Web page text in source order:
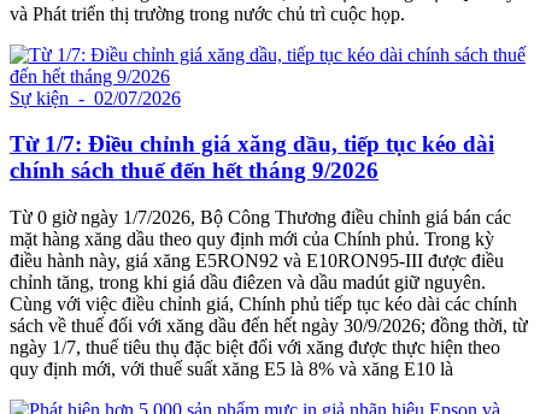
và Phát triển thị trường trong nước chủ trì cuộc họp.
Sự kiện - 02/07/2026
Từ 1/7: Điều chỉnh giá xăng dầu, tiếp tục kéo dài
chính sách thuế đến hết tháng 9/2026
Từ 0 giờ ngày 1/7/2026, Bộ Công Thương điều chỉnh giá bán các
mặt hàng xăng dầu theo quy định mới của Chính phủ. Trong kỳ
điều hành này, giá xăng E5RON92 và E10RON95-III được điều
chỉnh tăng, trong khi giá dầu điêzen và dầu madút giữ nguyên.
Cùng với việc điều chỉnh giá, Chính phủ tiếp tục kéo dài các chính
sách về thuế đối với xăng dầu đến hết ngày 30/9/2026; đồng thời, từ
ngày 1/7, thuế tiêu thụ đặc biệt đối với xăng được thực hiện theo
quy định mới, với thuế suất xăng E5 là 8% và xăng E10 là